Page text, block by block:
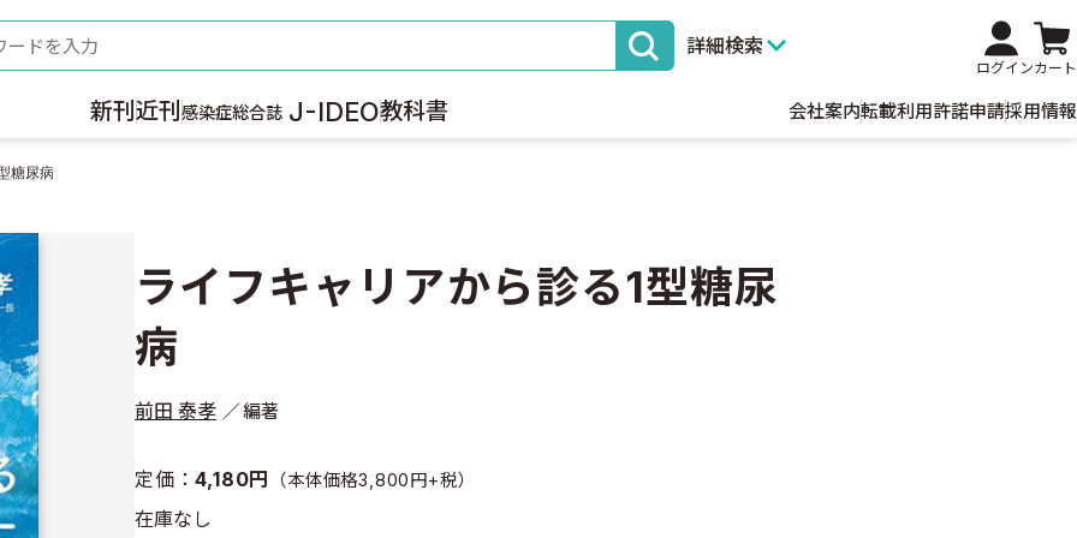
詳細検索
ログインカート
新刊 近刊 感染症総合誌 J-IDEO教科書 会社案内転載利用許諾申請採用情報
糖尿病
ライフキャリアから診る1型糖尿
病
前田 泰孝 編著
定価：4,180円 （本体価格3,800円+税）
在庫なし